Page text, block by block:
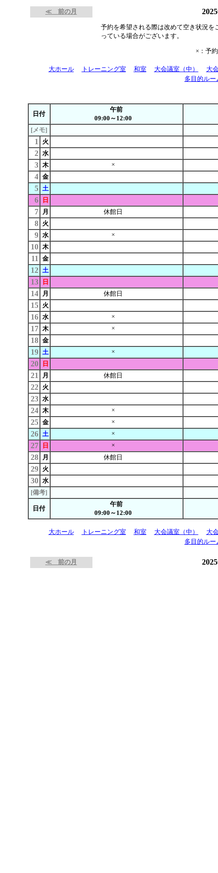
≪ 前の月
予約を希望される際は改めて空き状況
っている場合がございます。
×：予
大ホール トレーニング室 和室 大会議室（中）
大
多目的ルー
日付
午前
09:00～12:00
[メモ]
1 火
2 水
3 木 ×
4 金
5 土
6 日
7 月 休館日
8 火
9 水 ×
10 木
11 金
12 土
13 日
14 月 休館日
15 火
16 水 ×
17 木 ×
18 金
19 土 ×
20 日
21 月 休館日
22 火
23 水
24 木 ×
25 金 ×
26 土 ×
27 日 ×
28 月 休館日
29 火
30 水
[備考]
日付
午前
09:00～12:00
大ホール トレーニング室 和室 大会議室（中）
大
多目的ルー
≪ 前の月